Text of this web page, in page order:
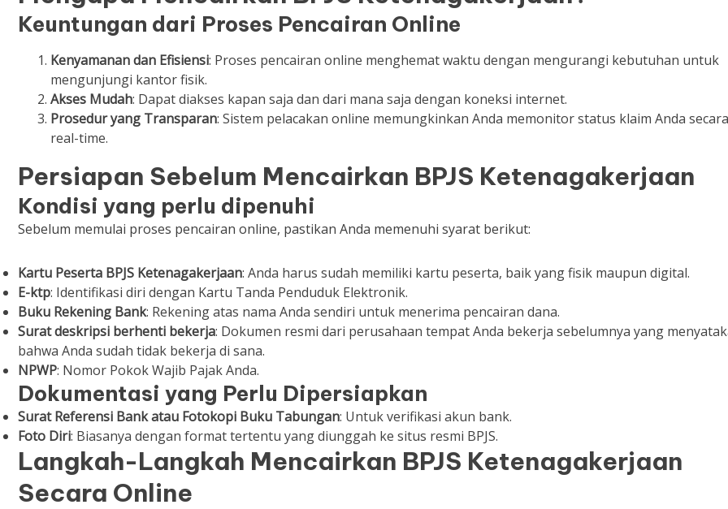
Keuntungan dari Proses Pencairan Online
Kenyamanan dan Efisiensi: Proses pencairan online menghemat waktu dengan mengurangi kebutuhan untuk
mengunjungi kantor fisik.
Akses Mudah: Dapat diakses kapan saja dan dari mana saja dengan koneksi internet.
Prosedur yang Transparan: Sistem pelacakan online memungkinkan Anda memonitor status klaim Anda secara
real-time.
Persiapan Sebelum Mencairkan BPJS Ketenagakerjaan
Kondisi yang perlu dipenuhi
Sebelum memulai proses pencairan online, pastikan Anda memenuhi syarat berikut:
Kartu Peserta BPJS Ketenagakerjaan: Anda harus sudah memiliki kartu peserta, baik yang fisik maupun digital.
E-ktp: Identifikasi diri dengan Kartu Tanda Penduduk Elektronik.
Buku Rekening Bank: Rekening atas nama Anda sendiri untuk menerima pencairan dana.
Surat deskripsi berhenti bekerja: Dokumen resmi dari perusahaan tempat Anda bekerja sebelumnya yang
bahwa Anda sudah tidak bekerja di sana.
NPWP: Nomor Pokok Wajib Pajak Anda.
Dokumentasi yang Perlu Dipersiapkan
Surat Referensi Bank atau Fotokopi Buku Tabungan: Untuk verifikasi akun bank.
Foto Diri: Biasanya dengan format tertentu yang diunggah ke situs resmi BPJS.
Langkah-Langkah Mencairkan BPJS Ketenagakerjaan
Secara Online